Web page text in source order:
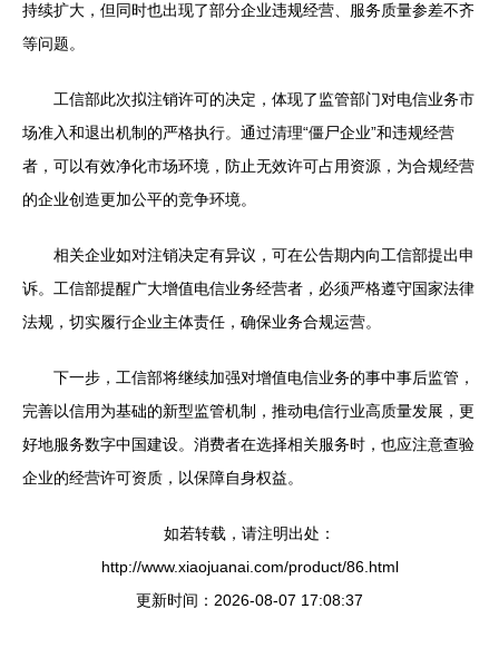
持续扩大，但同时也出现了部分企业违规经营、服务质量参差不齐
等问题。
工信部此次拟注销许可的决定，体现了监管部门对电信业务市
场准入和退出机制的严格执行。通过清理“僵尸企业”和违规经营
者，可以有效净化市场环境，防止无效许可占用资源，为合规经营
的企业创造更加公平的竞争环境。
相关企业如对注销决定有异议，可在公告期内向工信部提出申
诉。工信部提醒广大增值电信业务经营者，必须严格遵守国家法律
法规，切实履行企业主体责任，确保业务合规运营。
下一步，工信部将继续加强对增值电信业务的事中事后监管，
完善以信用为基础的新型监管机制，推动电信行业高质量发展，更
好地服务数字中国建设。消费者在选择相关服务时，也应注意查验
企业的经营许可资质，以保障自身权益。
如若转载，请注明出处：
http://www.xiaojuanai.com/product/86.html
更新时间：2026-08-07 17:08:37